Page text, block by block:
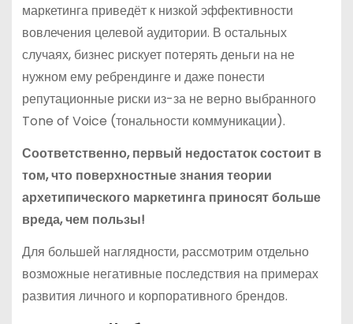
маркетинга приведёт к низкой эффективности
вовлечения целевой аудитории. В остальных
случаях, бизнес рискует потерять деньги на не
нужном ему ребрендинге и даже понести
репутационные риски из-за не верно выбранного
Tone of Voice (тональности коммуникации).
Соответственно, первый недостаток состоит в
том, что поверхностные знания теории
архетипического маркетинга приносят больше
вреда, чем пользы!
Для большей наглядности, рассмотрим отдельно
возможные негативные последствия на примерах
развития личного и корпоративного брендов.